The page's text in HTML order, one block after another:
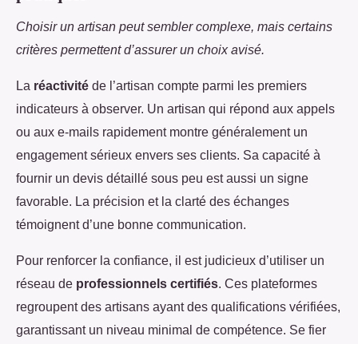
Choisir un artisan peut sembler complexe, mais certains
critères permettent d’assurer un choix avisé.
La réactivité de l’artisan compte parmi les premiers
indicateurs à observer. Un artisan qui répond aux appels
ou aux e-mails rapidement montre généralement un
engagement sérieux envers ses clients. Sa capacité à
fournir un devis détaillé sous peu est aussi un signe
favorable. La précision et la clarté des échanges
témoignent d’une bonne communication.
Pour renforcer la confiance, il est judicieux d’utiliser un
réseau de professionnels certifiés. Ces plateformes
regroupent des artisans ayant des qualifications vérifiées,
garantissant un niveau minimal de compétence. Se fier